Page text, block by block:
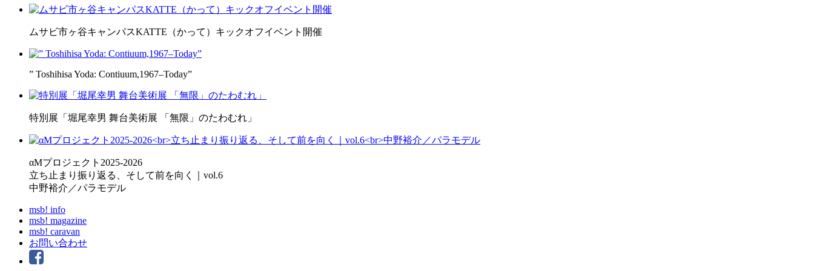
ムサビ市ヶ谷キャンパスKATTE（かって）キックオフイベント開催
” Toshihisa Yoda: Contiuum,1967–Today”
特別展「堀尾幸男 舞台美術展 「無限」のたわむれ」
αMプロジェクト2025-2026
立ち止まり振り返る、そして前を向く｜vol.6
中野裕介／パラモデル
msb! info
msb! magazine
msb! caravan
お問い合わせ